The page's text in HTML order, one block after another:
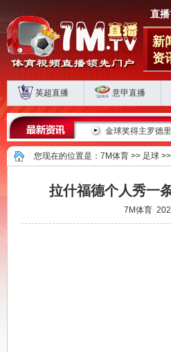
直
新
资
英超直播 意甲直播
军团重返巅峰 金球奖得主罗德
您现在的位置是： 7M体育 >> 足球 >>
拉什福德个人秀一
7M体育